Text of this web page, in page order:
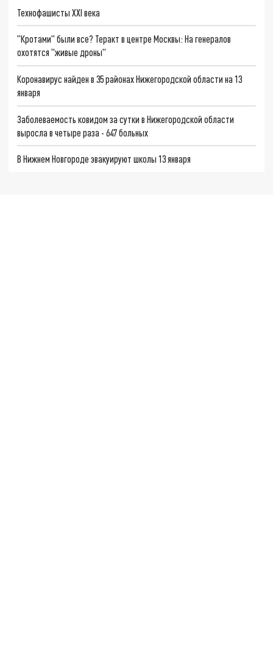
Технофашисты XXI века
"Кротами" были все? Теракт в центре Москвы: На генералов
охотятся "живые дроны"
Коронавирус найден в 35 районах Нижегородской области на 13
января
Заболеваемость ковидом за сутки в Нижегородской области
выросла в четыре раза - 647 больных
В Нижнем Новгороде эвакуируют школы 13 января